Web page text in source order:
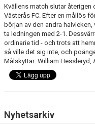
Kvällens match slutar
Västerås FC. Efter en mållös
början av den andra
ta ledningen med 2-1.
ordinarie tid - och trots att
så ville det sig inte, och
Målskyttar: William Hessleryd,
Nyhetsarkiv